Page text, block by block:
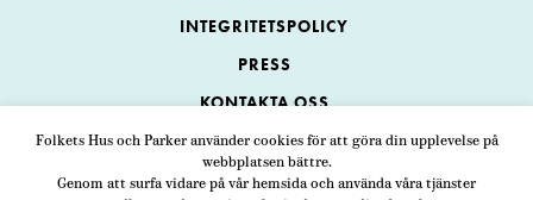
Folkets Hus och Parker använder cookies för att göra din upplevelse på
webbplatsen bättre.
Genom att surfa vidare på vår hemsida och använda våra tjänster
INTEGRITETSPOLICY
PRESS
KONTAKTA OSS
Folkets Hus och Parker